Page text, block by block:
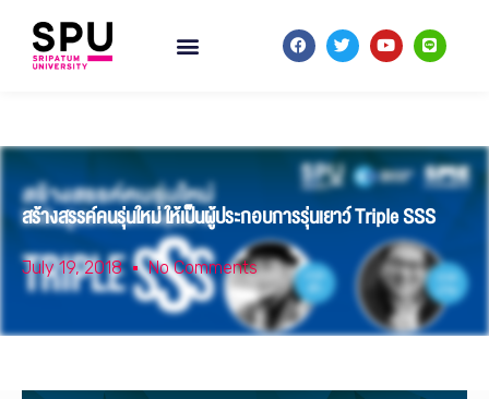
สร้างสรรค์คนรุ่นใหม่ ให้เป็นผู้ประกอบการรุ่นเยาว์ Triple SSS
July 19, 2018 No Comments